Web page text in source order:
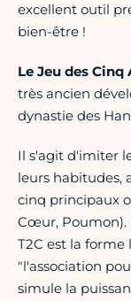
excellent outil
bien-être !
Le Jeu des
très ancien
dynastie des
Il s'agit d'imiter
leurs habitudes,
cinq principaux
Cœur, Poumon).
T2C est la forme
"l'association
simule la